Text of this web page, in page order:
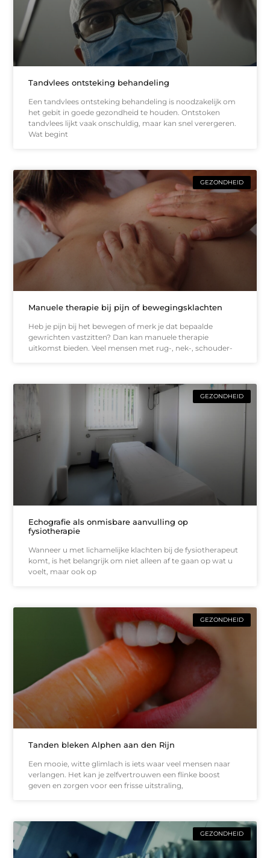
Tandvlees ontsteking behandeling
Een tandvlees ontsteking behandeling is noodzakelijk om
het gebit in goede gezondheid te houden. Ontstoken
tandvlees lijkt vaak onschuldig, maar kan snel verergeren.
Wat begint
GEZONDHEID
Manuele therapie bij pijn of bewegingsklachten
Heb je pijn bij het bewegen of merk je dat bepaalde
gewrichten vastzitten? Dan kan manuele therapie
uitkomst bieden. Veel mensen met rug-, nek-, schouder-
GEZONDHEID
Echografie als onmisbare aanvulling op
fysiotherapie
Wanneer u met lichamelijke klachten bij de fysiotherapeut
komt, is het belangrijk om niet alleen af te gaan op wat u
voelt, maar ook op
GEZONDHEID
Tanden bleken Alphen aan den Rijn
Een mooie, witte glimlach is iets waar veel mensen naar
verlangen. Het kan je zelfvertrouwen een flinke boost
geven en zorgen voor een frisse uitstraling,
GEZONDHEID